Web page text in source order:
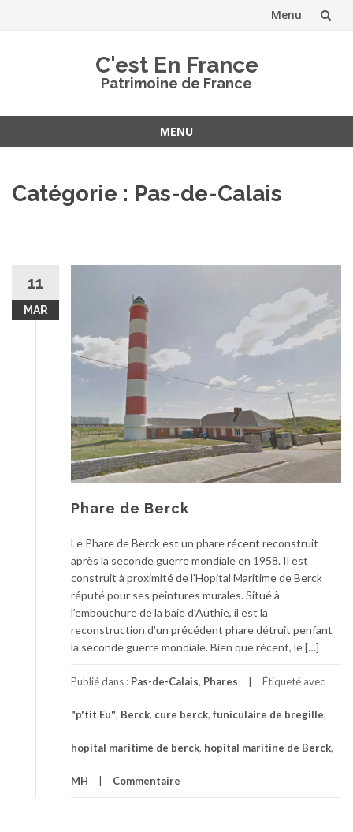
Menu
C'est En France
Patrimoine de France
MENU
contenu
Catégorie : Pas-de-Calais
11
MAR
Phare de Berck
Le Phare de Berck est un phare récent reconstruit
après la seconde guerre mondiale en 1958. Il est
construit à proximité de l’Hopital Maritime de Berck
réputé pour ses peintures murales. Situé à
l’embouchure de la baie d’Authie, il est la
reconstruction d’un précédent phare détruit penfant
la seconde guerre mondiale. Bien que récent, le […]
Publié dans : Pas-de-Calais, Phares Étiqueté avec
"p'tit Eu", Berck, cure berck, funiculaire de bregille,
hopital maritime de berck, hopital maritine de Berck,
MH Commentaire